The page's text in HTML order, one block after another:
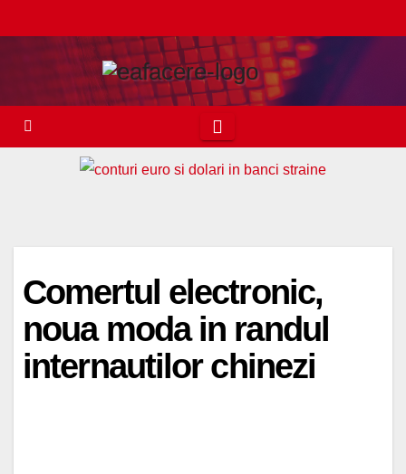
to
Comertul electronic,
noua moda in randul
internautilor chinezi